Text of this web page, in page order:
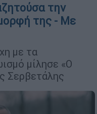
την
της - Με
με τα
μίλησε «Ο
Σερβετάλης